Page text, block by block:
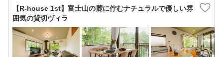
【R-house 1st】富士山の麓に佇むナチュラルで優しい雰
囲気の貸切ヴィラ